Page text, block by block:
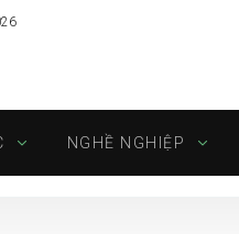
NGHỀ NGHIỆP